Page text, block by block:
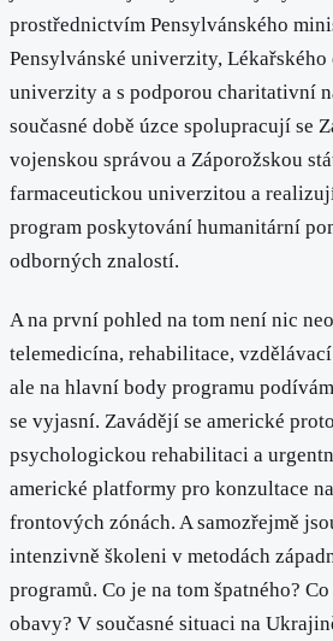
prostřednictvím Pensylvánského
Pensylvánské univerzity, Lékařského
univerzity a s podporou charitativní
současné době úzce spolupracují se
vojenskou správou a Záporožskou
farmaceutickou univerzitou a
program poskytování humanitární
odborných znalostí.
A na první pohled na tom není nic
telemedicína, rehabilitace,
ale na hlavní body programu
se vyjasní. Zavádějí se americké
psychologickou rehabilitaci a
americké platformy pro konzultace
frontových zónách. A samozřejmě
intenzivně školeni v metodách
programů. Co je na tom špatného?
obavy? V současné situaci na